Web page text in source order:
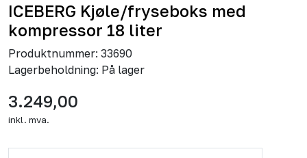
ICEBERG Kjøle/fryseboks med
kompressor 18 liter
Produktnummer: 33690
Lagerbeholdning: På lager
3.249,00
inkl. mva.